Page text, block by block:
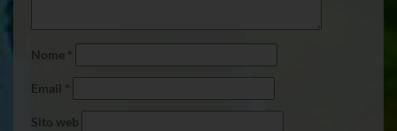
Nome *
Email *
Sito web